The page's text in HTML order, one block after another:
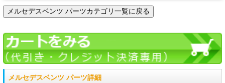
メルセデスベンツ パーツ詳細